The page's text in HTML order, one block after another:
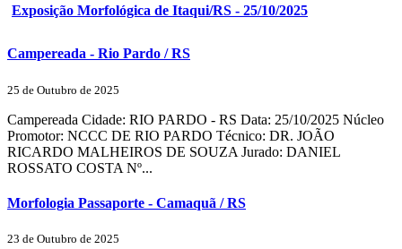
Exposição Morfológica de Itaqui/RS - 25/10/2025
Campereada - Rio Pardo / RS
25 de Outubro de 2025
Campereada Cidade: RIO PARDO - RS Data: 25/10/2025 Núcleo
Promotor: NCCC DE RIO PARDO Técnico: DR. JOÃO
RICARDO MALHEIROS DE SOUZA Jurado: DANIEL
ROSSATO COSTA Nº...
Morfologia Passaporte - Camaquã / RS
23 de Outubro de 2025